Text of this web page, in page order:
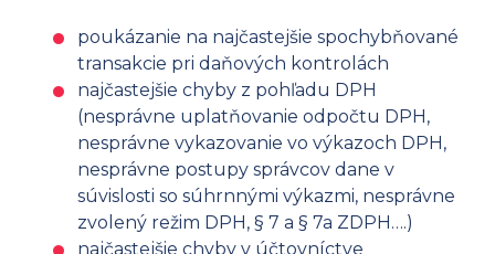
poukázanie na najčastejšie spochybňované
transakcie pri daňových kontrolách
najčastejšie chyby z pohľadu DPH
(nesprávne uplatňovanie odpočtu DPH,
nesprávne vykazovanie vo výkazoch DPH,
nesprávne postupy správcov dane v
súvislosti so súhrnnými výkazmi, nesprávne
zvolený režim DPH, § 7 a § 7a ZDPH….)
najčastejšie chyby v účtovníctve